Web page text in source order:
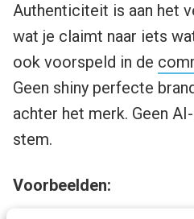
Authenticiteit is aan het
wat je claimt naar iets
ook voorspeld in de
Geen shiny perfecte
achter het merk. Geen
stem.
Voorbeelden: